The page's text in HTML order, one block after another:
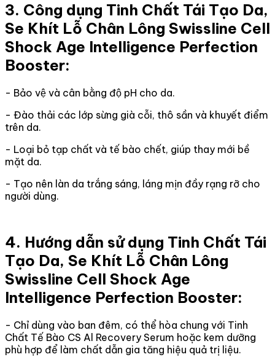
3. Công dụng Tinh Chất Tái Tạo Da,
Se Khít Lỗ Chân Lông Swissline Cell
Shock Age Intelligence Perfection
Booster:
- Bảo vệ và cân bằng độ pH cho da.
- Đào thải các lớp sừng già cỗi, thô sần và khuyết điểm
trên da.
- Loại bỏ tạp chất và tế bào chết, giúp thay mới bề
mặt da.
- Tạo nên làn da trắng sáng, láng mịn đầy rạng rỡ cho
người dùng.
4. Hướng dẫn sử dụng Tinh Chất Tái
Tạo Da, Se Khít Lỗ Chân Lông
Swissline Cell Shock Age
Intelligence Perfection Booster:
- Chỉ dùng vào ban đêm, có thể hòa chung với Tinh
Chất Tế Bào CS Al Recovery Serum hoặc kem dưỡng
phù hợp để làm chất dẫn gia tăng hiệu quả trị liệu.